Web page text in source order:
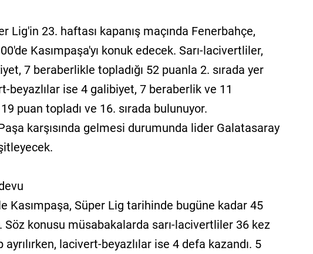
Lig'in 23. haftası kapanış maçında Fenerbahçe,
Kasımpaşa'yı konuk edecek. Sarı-lacivertliler,
7 beraberlikle topladığı 52 puanla 2. sırada yer
beyazlılar ise 4 galibiyet, 7 beraberlik ve 11
puan topladı ve 16. sırada bulunuyor.
karşısında gelmesi durumunda lider Galatasaray
Kasımpaşa, Süper Lig tarihinde bugüne kadar 45
Söz konusu müsabakalarda sarı-lacivertliler 36 kez
lacivert-beyazlılar ise 4 defa kazandı. 5